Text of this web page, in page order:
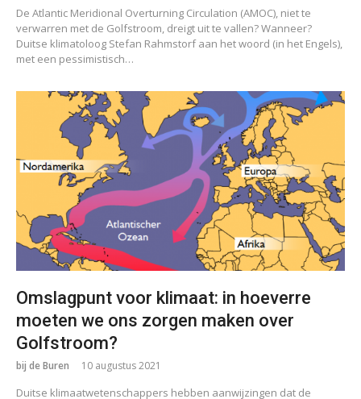
De Atlantic Meridional Overturning Circulation (AMOC), niet te
verwarren met de Golfstroom, dreigt uit te vallen? Wanneer?
Duitse klimatoloog Stefan Rahmstorf aan het woord (in het Engels),
met een pessimistisch…
Omslagpunt voor klimaat: in hoeverre
moeten we ons zorgen maken over
Golfstroom?
bij de Buren 10 augustus 2021
Duitse klimaatwetenschappers hebben aanwijzingen dat de